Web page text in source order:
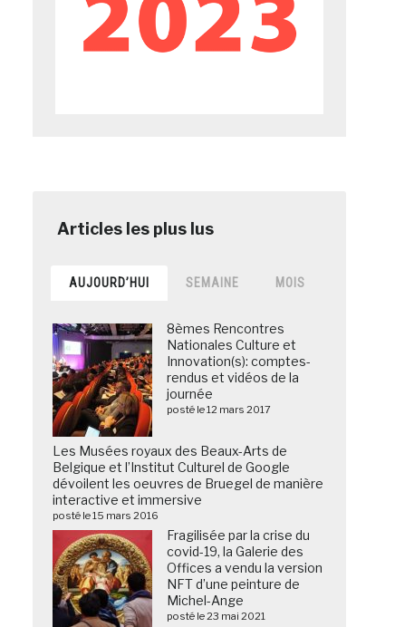
AUJOURD’HUI SEMAINE MOIS
8èmes Rencontres
Nationales Culture et
Innovation(s): comptes-
rendus et vidéos de la
journée
posté le 12 mars 2017
Les Musées royaux des Beaux-Arts de
Belgique et l’Institut Culturel de Google
dévoilent les oeuvres de Bruegel de manière
interactive et immersive
posté le 15 mars 2016
Fragilisée par la crise du
covid-19, la Galerie des
Offices a vendu la version
NFT d’une peinture de
Michel-Ange
posté le 23 mai 2021